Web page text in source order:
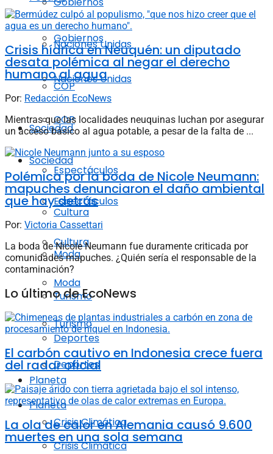
Naciones Unidas
COP
Sociedad
Espectáculos
Cultura
Moda
Turismo
Deportes
Planeta
Crisis Climática
Gobiernos
Naciones Unidas
COP
Sociedad
Espectáculos
Cultura
Moda
Turismo
Deportes
Planeta
Crisis Climática
Crisis hídrica en Neuquén: un diputado
desata polémica al negar el derecho
humano al agua
Por: Redacción EcoNews
Mientras que las localidades neuquinas luchan por asegurar
un acceso básico al agua potable, a pesar de la falta de ...
Polémica por la boda de Nicole Neumann:
mapuches denunciaron el daño ambiental
que hay detrás
Por: Victoria Cassettari
La boda de Nicole Neumann fue duramente criticada por
comunidades mapuches. ¿Quién sería el responsable de la
contaminación?
Lo último de EcoNews
El carbón cautivo en Indonesia crece fuera
del radar oficial
La ola de calor en Alemania causó 9.600
muertes en una sola semana